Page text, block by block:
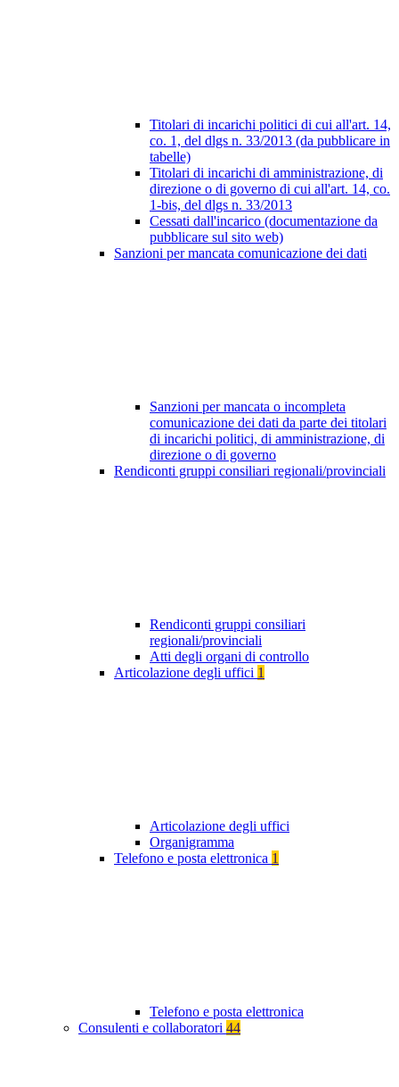
Titolari di incarichi politici di cui all'art. 14,
co. 1, del dlgs n. 33/2013 (da pubblicare in
tabelle)
Titolari di incarichi di amministrazione, di
direzione o di governo di cui all'art. 14, co.
1-bis, del dlgs n. 33/2013
Cessati dall'incarico (documentazione da
pubblicare sul sito web)
Sanzioni per mancata comunicazione dei dati
Sanzioni per mancata o incompleta
comunicazione dei dati da parte dei titolari
di incarichi politici, di amministrazione, di
direzione o di governo
Rendiconti gruppi consiliari regionali/provinciali
Rendiconti gruppi consiliari
regionali/provinciali
Atti degli organi di controllo
Articolazione degli uffici 1
Articolazione degli uffici
Organigramma
Telefono e posta elettronica 1
Telefono e posta elettronica
Consulenti e collaboratori 44